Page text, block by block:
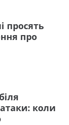
просять
про
коли